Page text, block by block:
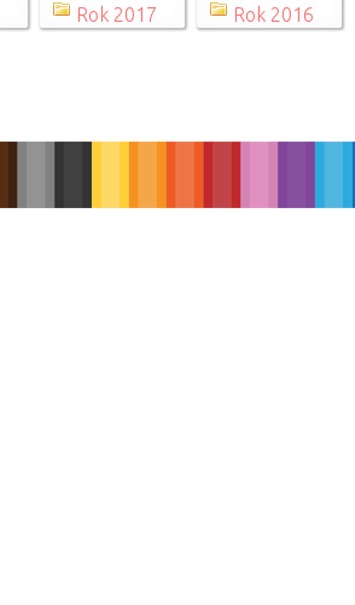
Rok 2017 Rok 2016